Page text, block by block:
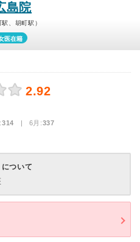
島院
、胡町駅）
医在籍
2.92
314 | 6月:337
ついて